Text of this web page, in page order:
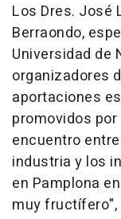
Los Dres. José
Berraondo,
Universidad de
organizadores
aportaciones
promovidos
encuentro
industria y los
en Pamplona
muy fructífero",